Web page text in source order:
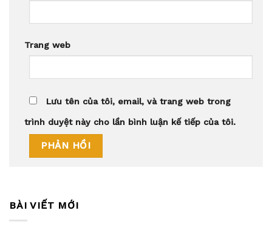
Trang web
Lưu tên của tôi, email, và trang web trong
trình duyệt này cho lần bình luận kế tiếp của tôi.
BÀI VIẾT MỚI